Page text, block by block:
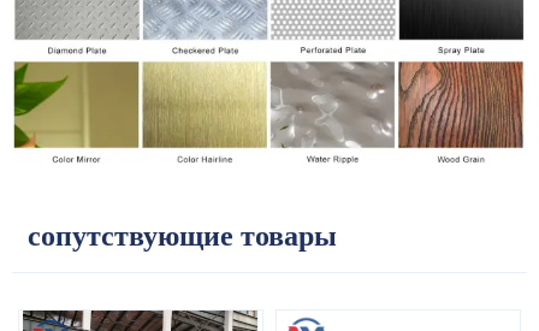
сопутствующие товары